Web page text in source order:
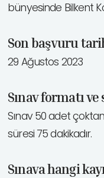
bünyesinde Bilkent
Son başvuru
29 Ağustos 2023
Sınav formatı
Sınav 50 adet
süresi 75 dakikadır.
Sınava hangi